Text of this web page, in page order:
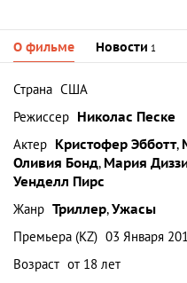
О фильме Новости 1
Страна США
Режиссер Николас Песке
Актер Кристофер Эбботт,
Оливия Бонд, Мария
Уенделл Пирс
Жанр Триллер,Ужасы
Премьера (KZ) 03 Января
Возраст от 18 лет